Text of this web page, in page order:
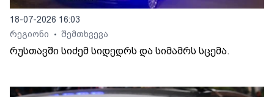
18-07-2026 16:03
რეგიონი
• შემთხვევა
რუსთავში სიძემ სიდედრს და სიმამრს სცემა.